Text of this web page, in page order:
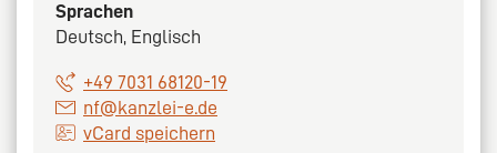
Sprachen
Deutsch, Englisch
+49 7031 68120-19
nf@kanzlei-e.de
vCard speichern